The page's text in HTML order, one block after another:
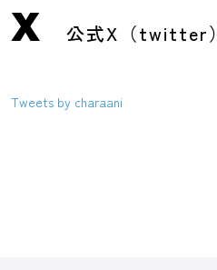
X 公式X（twitter）
Tweets by charaani